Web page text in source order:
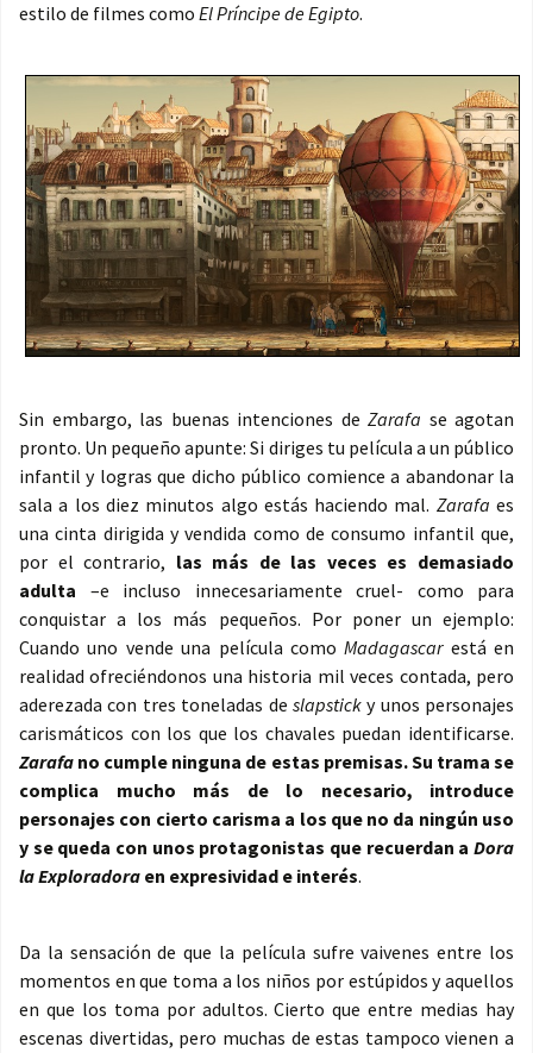
estilo de filmes como El Príncipe de Egipto.
Sin embargo, las buenas intenciones de Zarafa se agotan
pronto. Un pequeño apunte: Si diriges tu película a un público
infantil y logras que dicho público comience a abandonar la
sala a los diez minutos algo estás haciendo mal. Zarafaes
una cinta dirigida y vendida como de consumo infantil que,
por el contrario, las más de las veces es demasiado
adulta –e incluso innecesariamente cruel- como para
conquistar a los más pequeños. Por poner un ejemplo:
Cuando uno vende una película comoMadagascar está en
realidad ofreciéndonos una historia mil veces contada, pero
aderezada con tres toneladas de slapsticky unos personajes
carismáticos con los que los chavales puedan identificarse.
Zarafa no cumple ninguna de estas premisas. Su trama se
complica mucho más de lo necesario, introduce
personajes con cierto carisma a los que no da ningún uso
y se queda con unos protagonistas que recuerdan a Dora
la Exploradora en expresividad e interés.
Da la sensación de que la película sufre vaivenes entre los
momentos en que toma a los niños por estúpidos y aquellos
en que los toma por adultos. Cierto que entre medias hay
escenas divertidas, pero muchas de estas tampoco vienen a